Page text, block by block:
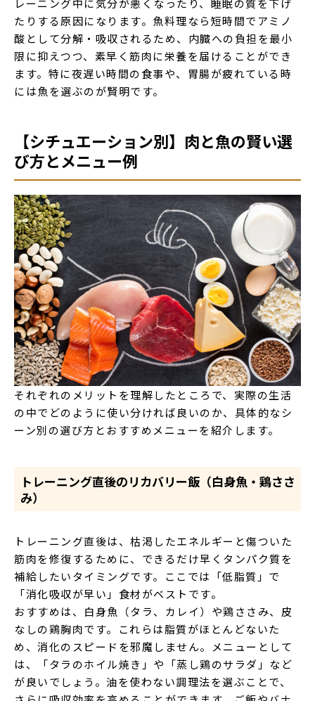
たりする原因になります。魚料理なら短時間でアミノ
酸として分解・吸収されるため、内臓への負担を最小
限に抑えつつ、素早く筋肉に栄養を届けることができ
ます。特に夜遅い時間の食事や、胃腸が疲れている時
には魚を選ぶのが賢明です。
【シチュエーション別】肉と魚の賢い選
び方とメニュー例
それぞれのメリットを理解したところで、実際の生活
の中でどのように使い分ければ良いのか、具体的なシ
ーン別の選び方とおすすめメニューを紹介します。
トレーニング直後のリカバリー飯（白身魚・鶏ささ
み）
トレーニング直後は、枯渇したエネルギーと傷ついた
筋肉を修復するために、できるだけ早くタンパク質を
補給したいタイミングです。ここでは「低脂質」で
「消化吸収が早い」食材がベストです。
おすすめは、白身魚（タラ、カレイ）や鶏ささみ、皮
なしの鶏胸肉です。これらは脂質がほとんどないた
め、消化のスピードを邪魔しません。メニューとして
は、「タラのホイル焼き」や「蒸し鶏のサラダ」など
が良いでしょう。油を使わない調理法を選ぶことで、